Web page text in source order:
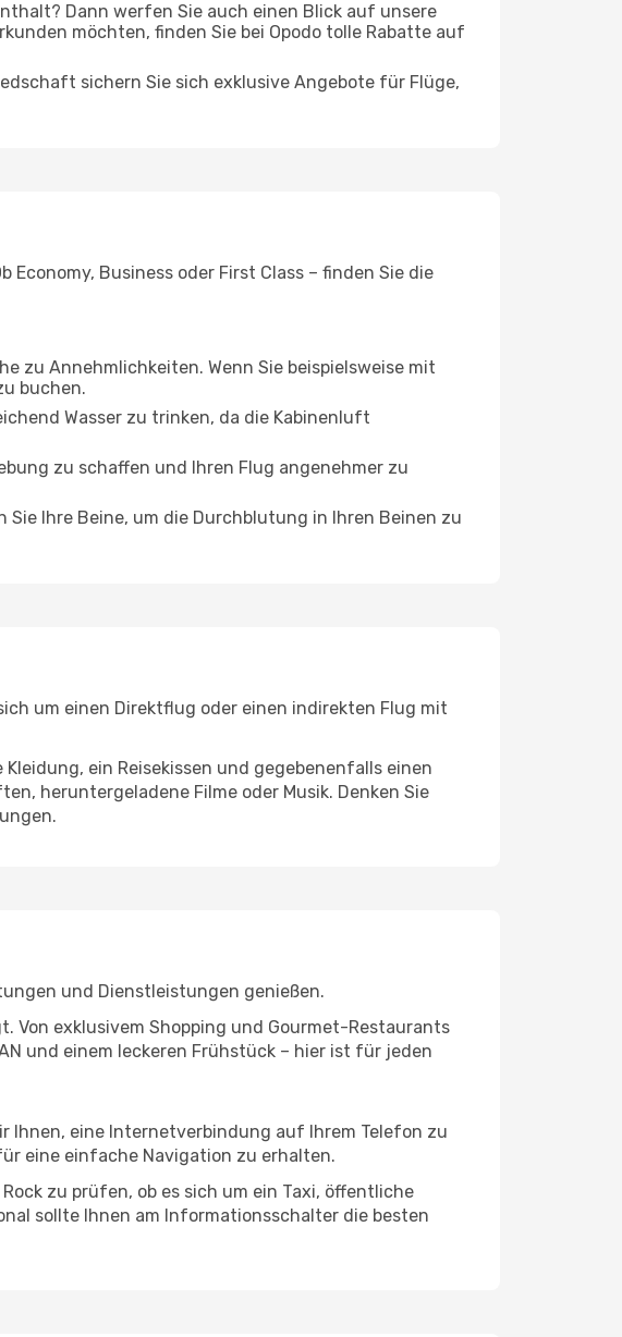
Dann werfen Sie auch einen Blick auf unsere
möchten, finden Sie bei Opodo tolle Rabatte auf
sichern Sie sich exklusive Angebote für Flüge,
Business oder First Class – finden Sie die
zu Annehmlichkeiten. Wenn Sie beispielsweise mit
buchen.
Wasser zu trinken, da die Kabinenluft
zu schaffen und Ihren Flug angenehmer zu
Ihre Beine, um die Durchblutung in Ihren Beinen zu
um einen Direktflug oder einen indirekten Flug mit
ein Reisekissen und gegebenenfalls einen
heruntergeladene Filme oder Musik. Denken Sie
und Dienstleistungen genießen.
Von exklusivem Shopping und Gourmet-Restaurants
und einem leckeren Frühstück – hier ist für jeden
Ihnen, eine Internetverbindung auf Ihrem Telefon zu
eine einfache Navigation zu erhalten.
zu prüfen, ob es sich um ein Taxi, öffentliche
sollte Ihnen am Informationsschalter die besten